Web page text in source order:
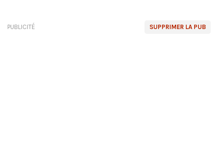
SUPPRIMER LA PUB
PUBLICITÉ